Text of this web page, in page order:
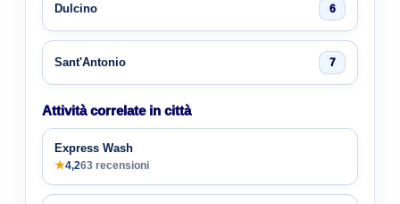
Dulcino 6
Sant'Antonio 7
Attività correlate in città
Express Wash
★4,263 recensioni